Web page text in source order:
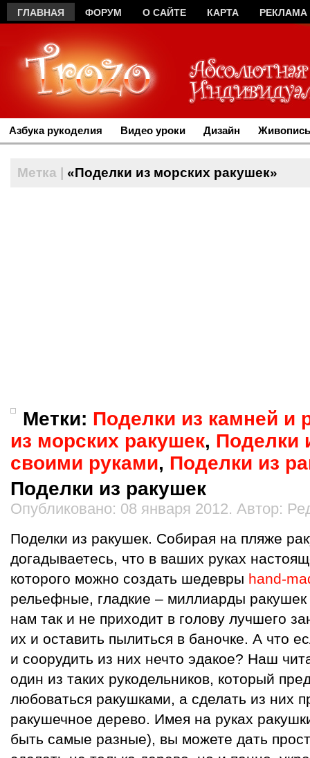
ГЛАВНАЯ ФОРУМ О САЙТЕ КАРТА РЕКЛАМА
Азбука рукоделия Видео уроки Дизайн
Метка | «Поделки из морских ракушек»
Метки: Поделки из камней и
из морских ракушек, Поделки
своими руками, Поделки из
Поделки из ракушек
Опубликовано: 08 января 2012. Автор:
Поделки из ракушек. Собирая на пляже
догадываетесь, что в ваших руках
которого можно создать шедевры hand-
рельефные, гладкие – миллиарды ракушек
нам так и не приходит в голову лучшего
их и оставить пылиться в баночке. А что
и соорудить из них нечто эдакое? Наш
один из таких рукодельников, который
любоваться ракушками, а сделать из них
ракушечное дерево. Имея на руках
быть самые разные), вы можете дать